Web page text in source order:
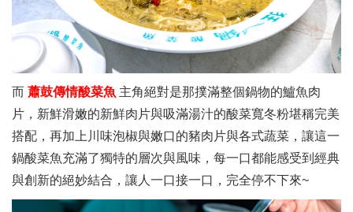
而 蕭鼓傳情酸菜魚 主角絕對是那撲滿整個鍋物的鱸魚肉
片，新鮮滑嫩的新鮮肉片與吸滿湯汁的酸菜寬冬粉堪稱完美
搭配，再加上川味泡椒與嫩口的豬肉片與各式蔬菜，讓這一
鍋酸菜魚充滿了獨特的層次與風味，每一口都能感受到經典
與創新的絕妙結合，讓人一口接一口，完全停不下來~